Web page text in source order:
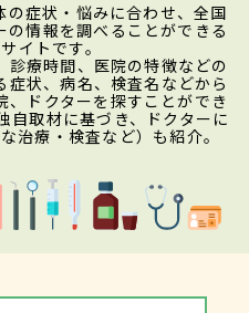
の症状・悩みに合わせ、全国
情報を調べることができる
イトです。
療時間、医院の特徴などの
状、病名、検査名などから
ドクターを探すことができ
自取材に基づき、ドクターに
治療・検査など）も紹介。